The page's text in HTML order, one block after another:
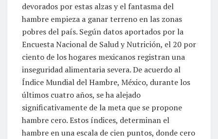
devorados por estas alzas y el fantasma del
hambre empieza a ganar terreno en las zonas
pobres del país. Según datos aportados por la
Encuesta Nacional de Salud y Nutrición, el 20 por
ciento de los hogares mexicanos registran una
inseguridad alimentaria severa. De acuerdo al
Índice Mundial del Hambre, México, durante los
últimos cuatro años, se ha alejado
significativamente de la meta que se propone
hambre cero. Estos índices, determinan el
hambre en una escala de cien puntos, donde cero